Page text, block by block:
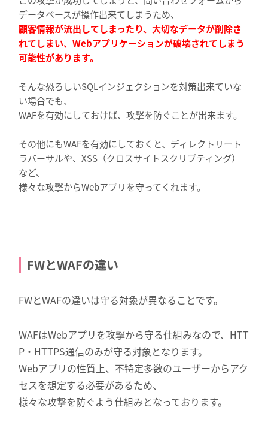
データベースが操作出来てしまうため、
顧客情報が流出してしまったり、大切なデータが削除さ
れてしまい、Webアプリケーションが破壊されてしまう
可能性があります。
そんな恐ろしいSQLインジェクションを対策出来ていな
い場合でも、
WAFを有効にしておけば、攻撃を防ぐことが出来ます。
その他にもWAFを有効にしておくと、ディレクトリート
ラバーサルや、XSS（クロスサイトスクリプティング）
など、
様々な攻撃からWebアプリを守ってくれます。
FWとWAFの違い
FWとWAFの違いは守る対象が異なることです。
WAFはWebアプリを攻撃から守る仕組みなので、HTT
P・HTTPS通信のみが守る対象となります。
Webアプリの性質上、不特定多数のユーザーからアク
セスを想定する必要があるため、
様々な攻撃を防ぐよう仕組みとなっております。